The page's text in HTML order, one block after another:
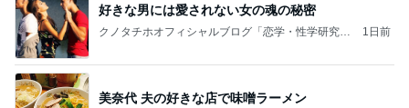
美奈代 夫の好きな店で味噌ラーメン
Amebaトピックス 1日前
2026/07/27(K) 4本